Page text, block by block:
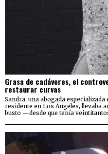
Grasa de cadáveres, el
restaurar curvas
Sandra, una abogada
residente en Los Ángeles, llevaba
busto —desde que tenía